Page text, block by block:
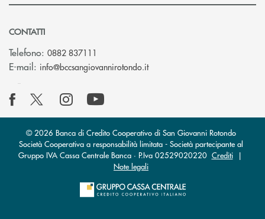
CONTATTI
Telefono: 0882 837111
E-mail: info@bccsangiovannirotondo.it(si apre l’app di posta
© 2026 Banca di Credito Cooperativo di San Giovanni Rotondo
Società Cooperativa a responsabilità limitata - Società partecipante al
Gruppo IVA Cassa Centrale Banca · P.Iva 02529020220 Crediti|
Note legali